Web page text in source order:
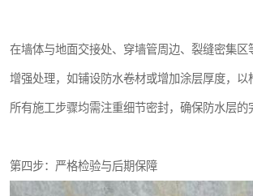
在墙体与地面交接处、穿墙管周边、裂缝密集区
增强处理，如铺设防水卷材或增加涂层厚度，以
所有施工步骤均需注重细节密封，确保防水层的
第四步：严格检验与后期保障